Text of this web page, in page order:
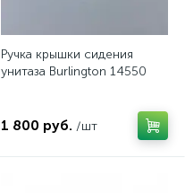
Ручка крышки сидения
унитаза Burlington 14550
1 800 руб. /шт